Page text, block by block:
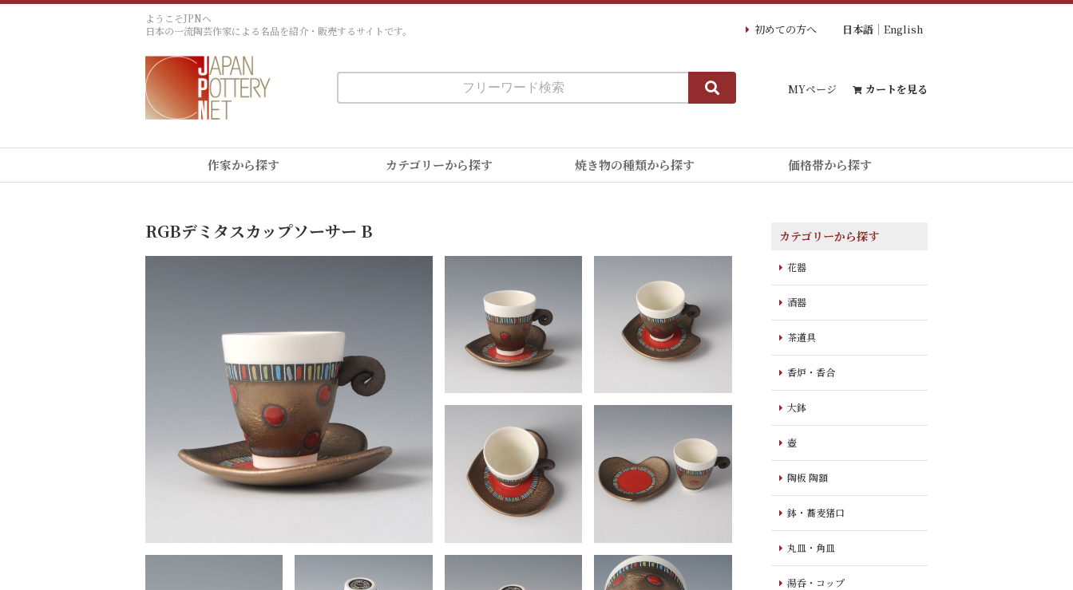
ようこそJPNへ
日本の一流陶芸作家による名品を紹介・販売するサイトです。
初めての方へ 日本語 English
MYページ カートを見る
作家から探す カテゴリーから探す 焼き物の種類から探す 価格帯から探す
RGBデミタスカップソーサー B カテゴリーから探す
花器
酒器
茶道具
香炉・香合
大鉢
壺
陶板 陶額
鉢・蕎麦猪口
丸皿・角皿
湯呑・コップ